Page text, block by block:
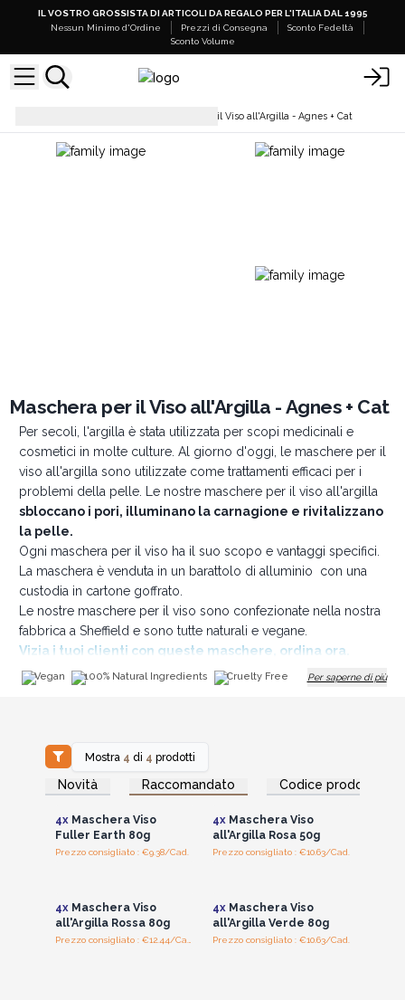
IL VOSTRO GROSSISTA DI ARTICOLI DA REGALO PER L'ITALIA DAL 1995
Nessun Minimo d'Ordine
Prezzi di Consegna
Sconto Fedeltà
Sconto Volume
Maschera per il Viso all'Argilla - Agnes + Cat
Maschera per il Viso all'Argilla - Agnes + Cat
Per secoli, l'argilla è stata utilizzata per scopi medicinali e
cosmetici in molte culture. Al giorno d'oggi, le maschere per il
viso all'argilla sono utilizzate come trattamenti efficaci per i
problemi della pelle. Le nostre maschere per il viso all'argilla
sbloccano i pori, illuminano la carnagione e rivitalizzano
la pelle.
Ogni maschera per il viso ha il suo scopo e vantaggi specifici.
La maschera è venduta in un barattolo di alluminio con una
custodia in cartone goffrato.
Le nostre maschere per il viso sono confezionate nella nostra
fabbrica a Sheffield e sono tutte naturali e vegane.
Vizia i tuoi clienti con queste maschere, ordina ora.
Vegan 100% Natural Ingredients Cruelty Free Per saperne di più
Mostra 4 di 4 prodotti
Novità Raccomandato Codice prodotto
Accedi per vedere
i prezzi all'ingrosso
4xMaschera Viso
Fuller Earth 80g
Prezzo consigliato : €9.38/Cad.
Accedi per vedere
i prezzi all'ingrosso
4xMaschera Viso
all'Argilla Rosa 50g
Prezzo consigliato : €10.63/Cad.
4xMaschera Viso
all'Argilla Rossa 80g
4xMaschera Viso
all'Argilla Verde 80g
Prezzo consigliato : €10.63/Cad.